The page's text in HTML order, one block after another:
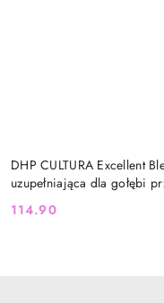
DHP CULTURA Excellent
uzupełniająca dla gołębi
Cena:
114.90